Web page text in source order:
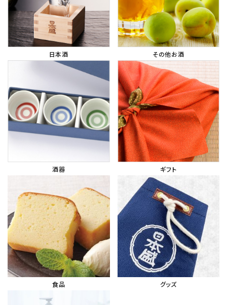
ACCOUNT MENU
ようこそ ゲスト 様
meeting_room ログイン person 会員登録
日本酒 その他お酒
酒器 ギフト
食品 グッズ